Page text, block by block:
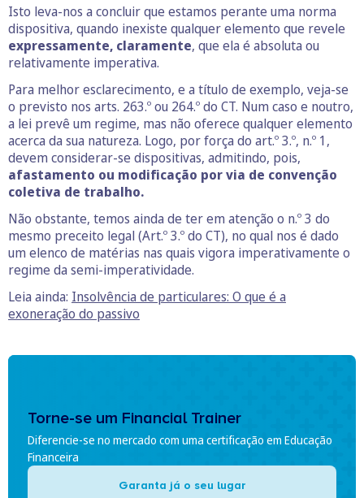
Isto leva-nos a concluir que estamos perante uma norma
dispositiva, quando inexiste qualquer elemento que revele
expressamente, claramente, que ela é absoluta ou
relativamente imperativa.
Para melhor esclarecimento, e a título de exemplo, veja-se
o previsto nos arts. 263.º ou 264.º do CT. Num caso e noutro,
a lei prevê um regime, mas não oferece qualquer elemento
acerca da sua natureza. Logo, por força do art.º 3.º, n.º 1,
devem considerar-se dispositivas, admitindo, pois,
afastamento ou modificação por via de convenção
coletiva de trabalho.
Não obstante, temos ainda de ter em atenção o n.º 3 do
mesmo preceito legal (Art.º 3.º do CT), no qual nos é dado
um elenco de matérias nas quais vigora imperativamente o
regime da semi-imperatividade.
Leia ainda: Insolvência de particulares: O que é a
exoneração do passivo
Torne-se um Financial Trainer
Diferencie-se no mercado com uma certificação em Educação
Financeira
Garanta já o seu lugar